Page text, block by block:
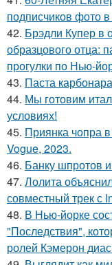
подписчиков фото в
42. Брэдли Купер в
образцового отца:
прогулки по Нью-
43. Паста
44. Мы готовим
условиях!
45. Приянка чопра
Vogue, 2023.
46. Банку шпротов
47. Лолита
совместный трек с
48. В Нью-йорке
"Последствия",
ролей Кэмерон